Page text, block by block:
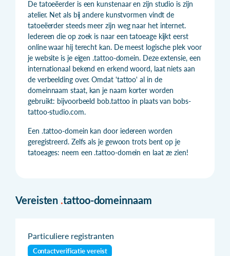
De tatoeëerder is een kunstenaar en zijn studio is zijn
atelier. Net als bij andere kunstvormen vindt de
tatoeëerder steeds meer zijn weg naar het internet.
Iedereen die op zoek is naar een tatoeage kijkt eerst
online waar hij terecht kan. De meest logische plek voor
je website is je eigen .tattoo-domein. Deze extensie, een
internationaal bekend en erkend woord, laat niets aan
de verbeelding over. Omdat 'tattoo' al in de
domeinnaam staat, kan je naam korter worden
gebruikt: bijvoorbeeld bob.tattoo in plaats van bobs-
tattoo-studio.com.
Een .tattoo-domein kan door iedereen worden
geregistreerd. Zelfs als je gewoon trots bent op je
tatoeages: neem een .tattoo-domein en laat ze zien!
Vereisten .tattoo-domeinnaam
Particuliere registranten
Contactverificatie vereist